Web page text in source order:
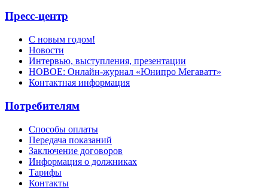
Пресс-центр
С новым годом!
Новости
Интервью, выступления, презентации
НОВОЕ: Онлайн-журнал «Юнипро Мегаватт»
Контактная информация
Потребителям
Способы оплаты
Передача показаний
Заключение договоров
Информация о должниках
Тарифы
Контакты